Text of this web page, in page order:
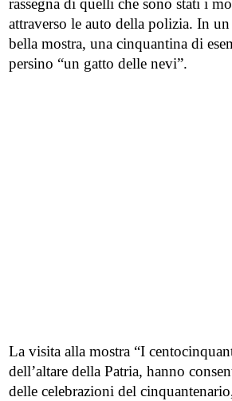
rassegna di quelli che sono stati i
attraverso le auto della polizia. In
bella mostra, una cinquantina di
persino “un gatto delle nevi”.
La visita alla mostra “I
dell’altare della Patria, hanno
delle celebrazioni del